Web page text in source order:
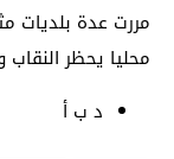
مررت عدة بلديات
محليا يحظر النقاب
د ب أ